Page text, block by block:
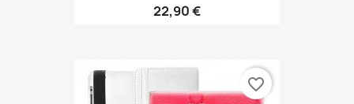
22,90 €
favorite_border